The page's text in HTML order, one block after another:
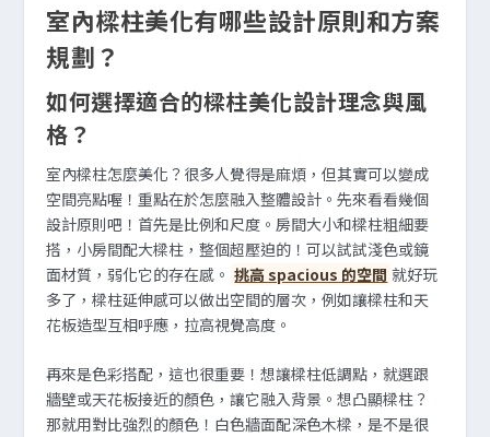
室內樑柱美化有哪些設計原則和方案
規劃？
如何選擇適合的樑柱美化設計理念與風
格？
室內樑柱怎麼美化？很多人覺得是麻煩，但其實可以變成
空間亮點喔！重點在於怎麼融入整體設計。先來看看幾個
設計原則吧！首先是比例和尺度。房間大小和樑柱粗細要
搭，小房間配大樑柱，整個超壓迫的！可以試試淺色或鏡
面材質，弱化它的存在感。 挑高 spacious 的空間 就好玩
多了，樑柱延伸感可以做出空間的層次，例如讓樑柱和天
花板造型互相呼應，拉高視覺高度。
再來是色彩搭配，這也很重要！想讓樑柱低調點，就選跟
牆壁或天花板接近的顏色，讓它融入背景。想凸顯樑柱？
那就用對比強烈的顏色！白色牆面配深色木樑，是不是很